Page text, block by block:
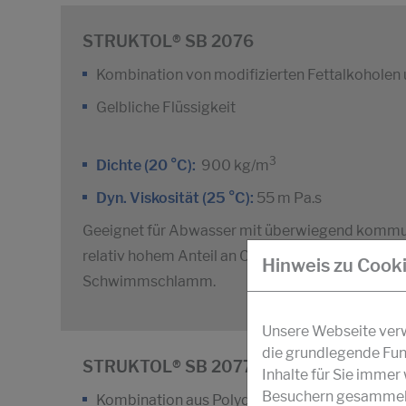
STRUKTOL® SB 2076
Kombination von modifizierten Fettalkoholen
Gelbliche Flüssigkeit
Dichte (20 °C): 900 kg/m 3
Dyn. Viskosität (25 °C): 55 m Pa.s
Geeignet für Abwasser mit überwiegend
relativ hohem Anteil an Cellulose-Derivaten
Schwimmschlamm.
STRUKTOL® SB 2077
Kombination aus Polydemethylsiloxanen und
Hinweis zu
Unsere Webseite
die grundlegende
Inhalte für Sie
Besuchern